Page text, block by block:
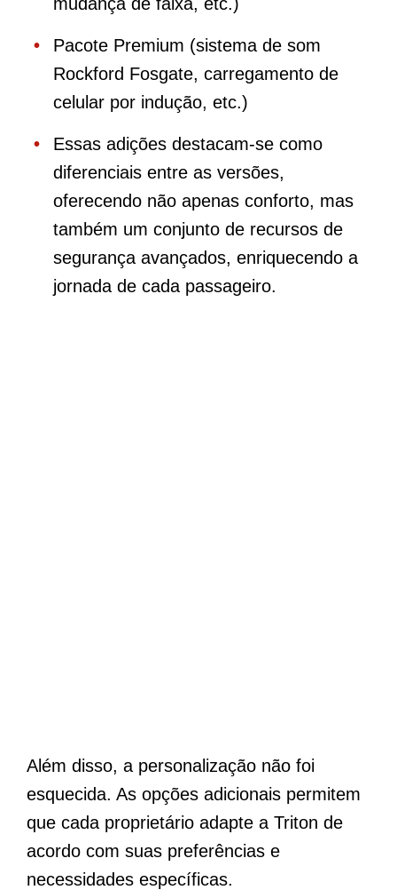
Pacote Premium (sistema de som
Rockford Fosgate, carregamento de
celular por indução, etc.)
Essas adições destacam-se como
diferenciais entre as versões,
oferecendo não apenas conforto, mas
também um conjunto de recursos de
segurança avançados, enriquecendo a
jornada de cada passageiro.
Além disso, a personalização não foi
esquecida. As opções adicionais permitem
que cada proprietário adapte a Triton de
acordo com suas preferências e
necessidades específicas.